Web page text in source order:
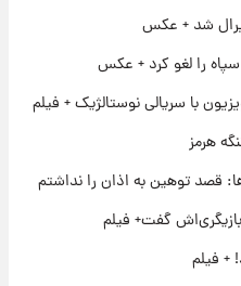
فروش مشارکت در تولید سایپا؛
چند درصد است؟
سه هزار چهره» مشخص شد
رامین رضاییان رسما تمام شد +
صمیمانه آبی ها با رامین!
شد + عکس
سپاه را لغو کرد + عکس
با سریالی نوستالژیک + فیلم
هرمز
قصد توهین به اذان را نداشتم
گفت+ فیلم
+ فیلم